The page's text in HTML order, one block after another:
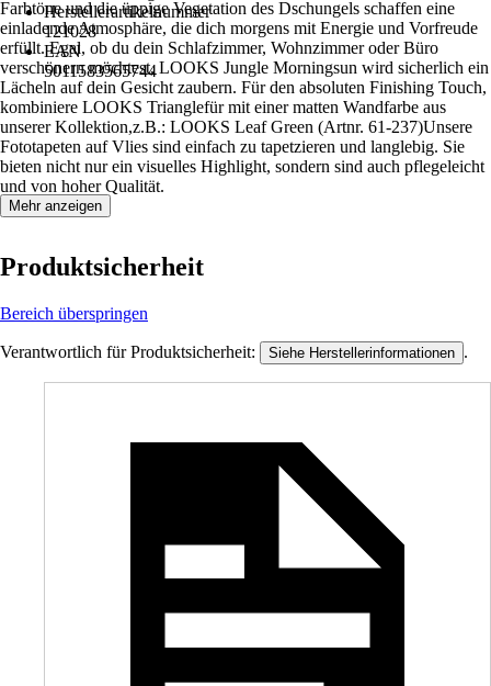
Herstellerartikelnummer
121028
EAN
5011583565744
Farbtöne und die üppige Vegetation des Dschungels schaffen eine
einladende Atmosphäre, die dich morgens mit Energie und Vorfreude
erfüllt. Egal, ob du dein Schlafzimmer, Wohnzimmer oder Büro
verschönern möchtest, LOOKS Jungle Morningsun wird sicherlich ein
Lächeln auf dein Gesicht zaubern. Für den absoluten Finishing Touch,
kombiniere LOOKS Trianglefür mit einer matten Wandfarbe aus
unserer Kollektion,z.B.: LOOKS Leaf Green (Artnr. 61-237)Unsere
Fototapeten auf Vlies sind einfach zu tapetzieren und langlebig. Sie
bieten nicht nur ein visuelles Highlight, sondern sind auch pflegeleicht
und von hoher Qualität.
Mehr anzeigen
Produktsicherheit
Bereich überspringen
Verantwortlich für Produktsicherheit: Siehe Herstellerinformationen .